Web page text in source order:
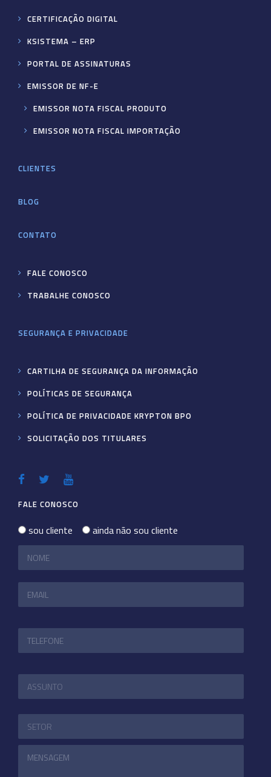
CERTIFICAÇÃO DIGITAL
KSISTEMA – ERP
PORTAL DE ASSINATURAS
EMISSOR DE NF-E
EMISSOR NOTA FISCAL PRODUTO
EMISSOR NOTA FISCAL IMPORTAÇÃO
CLIENTES
BLOG
CONTATO
FALE CONOSCO
TRABALHE CONOSCO
SEGURANÇA E PRIVACIDADE
CARTILHA DE SEGURANÇA DA INFORMAÇÃO
POLÍTICAS DE SEGURANÇA
POLÍTICA DE PRIVACIDADE KRYPTON BPO
SOLICITAÇÃO DOS TITULARES
FALE CONOSCO
sou cliente ainda não sou cliente